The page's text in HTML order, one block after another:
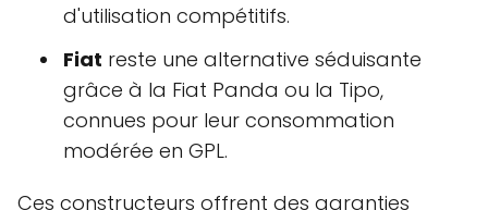
d'utilisation compétitifs.
Fiat reste une alternative séduisante
grâce à la Fiat Panda ou la Tipo,
connues pour leur consommation
modérée en GPL.
Ces constructeurs offrent des garanties